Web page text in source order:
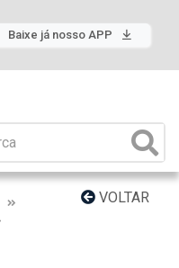
Baixe já nosso APP
VOLTAR